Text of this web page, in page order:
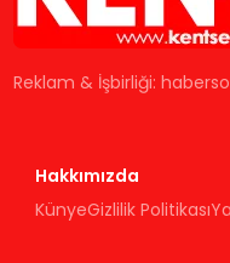
Reklam & İşbirliği:
Hakkımızda
KünyeGizlilik Politikası